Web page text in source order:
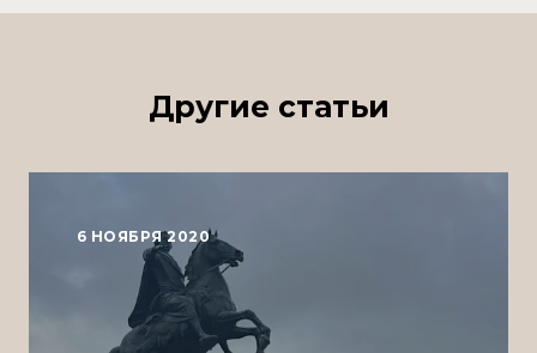
Другие статьи
6 НОЯБРЯ 2020